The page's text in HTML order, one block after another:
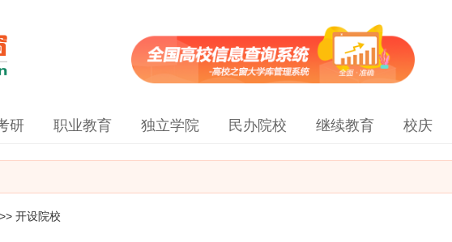
研 职业教育 独立学院 民办院校 继续教育 校庆
>> 开设院校